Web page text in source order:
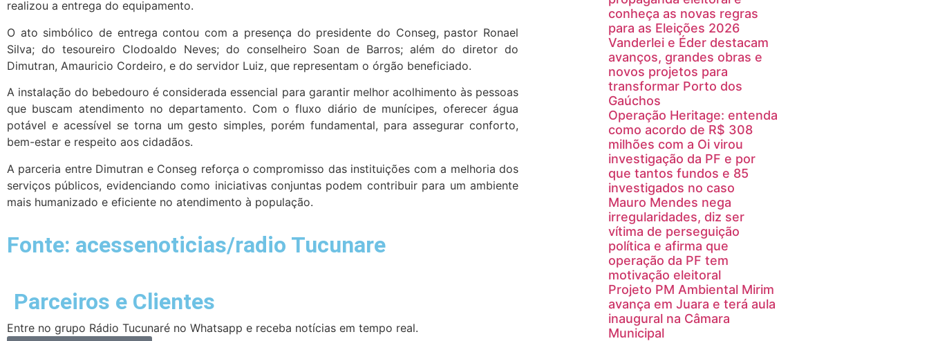
realizou a entrega do equipamento.
O ato simbólico de entrega contou com a presença do presidente do Conseg, pastor Ronael
Silva; do tesoureiro Clodoaldo Neves; do conselheiro Soan de Barros; além do diretor do
Dimutran, Amauricio Cordeiro, e do servidor Luiz, que representam o órgão beneficiado.
A instalação do bebedouro é considerada essencial para garantir melhor acolhimento às pessoas
que buscam atendimento no departamento. Com o fluxo diário de munícipes, oferecer água
potável e acessível se torna um gesto simples, porém fundamental, para assegurar conforto,
bem-estar e respeito aos cidadãos.
A parceria entre Dimutran e Conseg reforça o compromisso das instituições com a melhoria dos
serviços públicos, evidenciando como iniciativas conjuntas podem contribuir para um ambiente
mais humanizado e eficiente no atendimento à população.
Fonte: acessenoticias/radio Tucunare
Parceiros e Clientes
Entre no grupo Rádio Tucunaré no Whatsapp e receba notícias em tempo real.
conheça as novas regras
para as Eleições 2026
Vanderlei e Éder destacam
avanços, grandes obras e
novos projetos para
transformar Porto dos
Gaúchos
Operação Heritage: entenda
como acordo de R$ 308
milhões com a Oi virou
investigação da PF e por
que tantos fundos e 85
investigados no caso
Mauro Mendes nega
irregularidades, diz ser
vítima de perseguição
política e afirma que
operação da PF tem
motivação eleitoral
Projeto PM Ambiental Mirim
avança em Juara e terá aula
inaugural na Câmara
Municipal